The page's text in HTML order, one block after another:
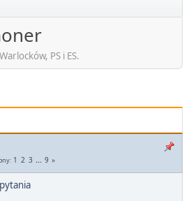
PS i ES.
1 2 3 ... 9